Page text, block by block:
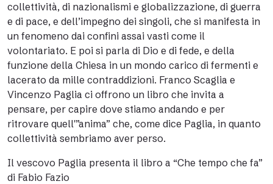
collettività, di nazionalismi e globalizzazione, di guerra
e di pace, e dell’impegno dei singoli, che si manifesta in
un fenomeno dai confini assai vasti come il
volontariato. E poi si parla di Dio e di fede, e della
funzione della Chiesa in un mondo carico di fermenti e
lacerato da mille contraddizioni. Franco Scaglia e
Vincenzo Paglia ci offrono un libro che invita a
pensare, per capire dove stiamo andando e per
ritrovare quell'”anima” che, come dice Paglia, in quanto
collettività sembriamo aver perso.
Il vescovo Paglia presenta il libro a “Che tempo che fa”
di Fabio Fazio